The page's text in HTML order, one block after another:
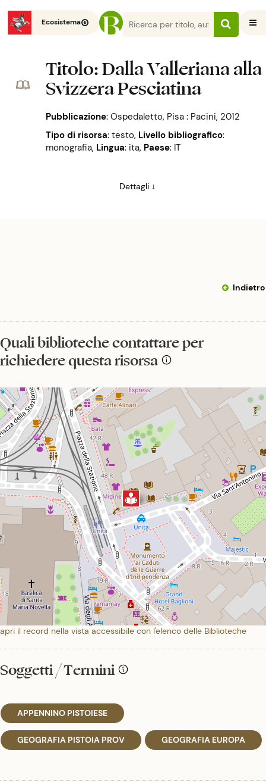
Ecosistema
Titolo: Dalla Valleriana alla
Svizzera Pesciatina
Pubblicazione:Ospedaletto, Pisa : Pacini, 2012
Tipo di risorsa: testo, Livello bibliografico:
monografia, Lingua: ita, Paese: IT
Dettagli ↓
Indietro
Quali biblioteche contattare per
richiedere questa risorsa
apri il record nella vista accessibile con l'elenco delle Biblioteche
Soggetti / Termini
APPENNINO PISTOIESE
GEOGRAFIA PISTOIA PROV GEOGRAFIA EUROPA